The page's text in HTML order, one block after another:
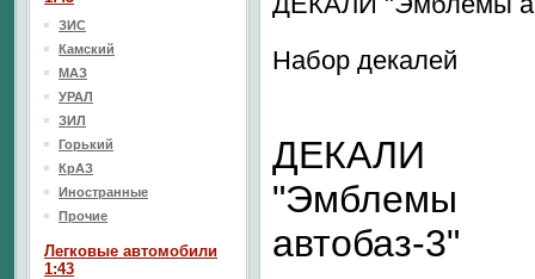
Набор декалей
ДЕКАЛИ
"Эмблемы
автобаз-3"
ЗИС
Камский
МАЗ
УРАЛ
ЗИЛ
Горький
КрАЗ
Иностранные
Прочие
Легковые автомобили
1:43